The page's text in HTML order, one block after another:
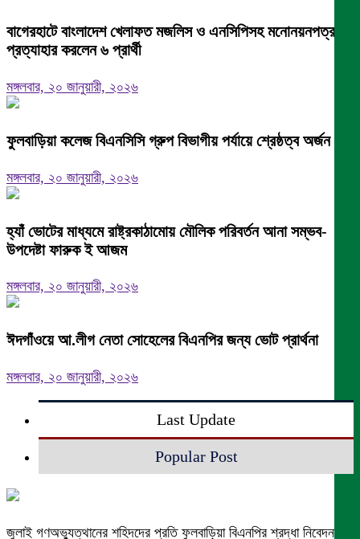
বাগেরহাটে বাংলাদেশ খেলাফত মজলিস ও এনসিপিসহ মনোনয়নপত্র
প্রত্যাহার করলেন ৬ প্রার্থী
মঙ্গলবার, ২০ জানুয়ারী, ২০২৬
ফুলবাড়িয়া কলেজ বিএনসিসি গ্রুপ বিভাগীয় পর্যায়ে শ্রেষ্ঠত্ব অর্জন।
মঙ্গলবার, ২০ জানুয়ারী, ২০২৬
হ্যাঁ ভোটের মাধ্যমে রাষ্ট্রকাঠামোয় মৌলিক পরিবর্তন আনা সম্ভব-
উপদেষ্টা ফারুক ই আজম
মঙ্গলবার, ২০ জানুয়ারী, ২০২৬
ঈদগাঁওয়ে আ.লীগ নেতা সোহেলের বিএনপির জন্য ভোট প্রার্থনা
মঙ্গলবার, ২০ জানুয়ারী, ২০২৬
Last Update
Popular Post
জুলাই গণঅভ্যুত্থানের শহিদদের প্রতি ফুলবাড়িয়া বিএনপির শ্রদ্ধা নিবেদন